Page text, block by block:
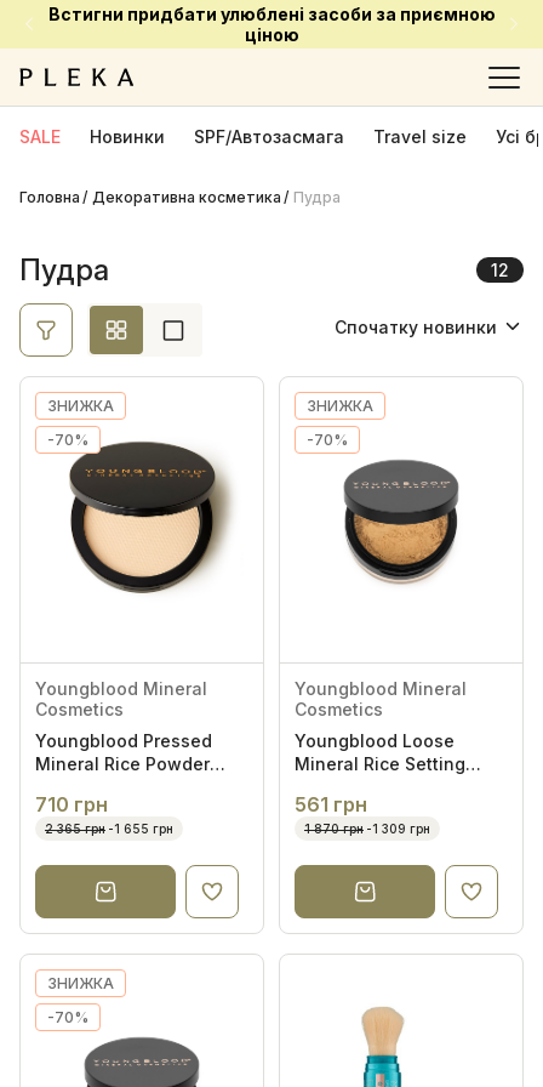
Встигни придбати улюблені засоби за приємною
ціною
SALE Новинки SPF/Автозасмага Travel size Усі
Головна Декоративна косметика Пудра
Пудра 12
Спочатку новинки
Спочатку акційні
Від найменшої ціни
Від найбільшої ціни
Спочатку популярні
Ціна
Виробник
2
Youngblood Mineral Cosmetics 6
ЗНИЖКА
-70%
Youngblood Mineral
Cosmetics
Youngblood Pressed
Mineral Rice Powder
мінеральна рисова
пудра
710 грн
2 365 грн -1 655 грн
ЗНИЖКА
-70%
Youngblood Mineral
Cosmetics
Youngblood Loose
Mineral Rice Setting
Мінеральна пудра
561 грн
1 870 грн -1 309 грн
ЗНИЖКА
-70%